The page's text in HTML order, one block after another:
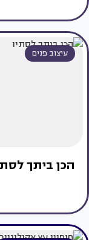
עיצוב פנים
הכן ביתך